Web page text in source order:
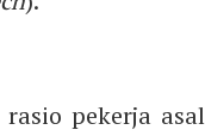
pekerja